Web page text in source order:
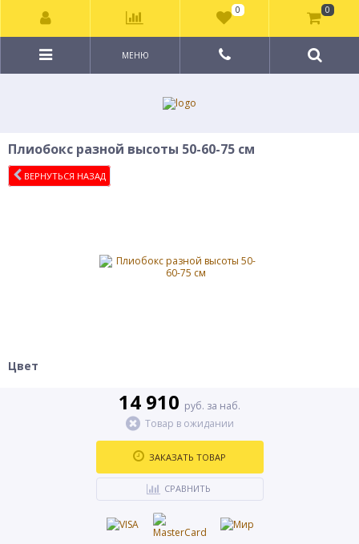
МЕНЮ
Плиобокс разной высоты 50-60-75 см
ВЕРНУТЬСЯ НАЗАД
Цвет
14 910 руб. за наб.
Товар в ожидании
ЗАКАЗАТЬ ТОВАР
СРАВНИТЬ
0 0